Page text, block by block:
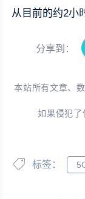
从目前的约2小
分享到：
本站所有文章、
如果侵犯了
标签：